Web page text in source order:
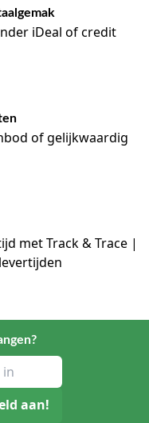
iDeal of credit
of gelijkwaardig
met Track & Trace |
aan!